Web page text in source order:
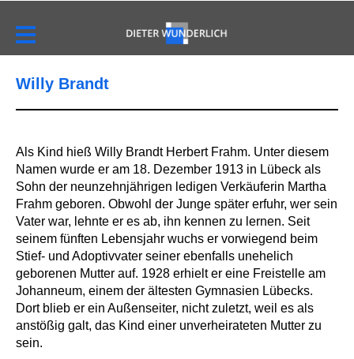
Willy Brandt
Als Kind hieß Willy Brandt Herbert Frahm. Unter diesem
Namen wurde er am 18. Dezember 1913 in Lübeck als
Sohn der neunzehnjährigen ledigen Verkäuferin Martha
Frahm geboren. Obwohl der Junge später erfuhr, wer sein
Vater war, lehnte er es ab, ihn kennen zu lernen. Seit
seinem fünften Lebensjahr wuchs er vorwiegend beim
Stief- und Adoptivvater seiner ebenfalls unehelich
geborenen Mutter auf. 1928 erhielt er eine Freistelle am
Johanneum, einem der ältesten Gymnasien Lübecks.
Dort blieb er ein Außenseiter, nicht zuletzt, weil es als
anstößig galt, das Kind einer unverheirateten Mutter zu
sein.